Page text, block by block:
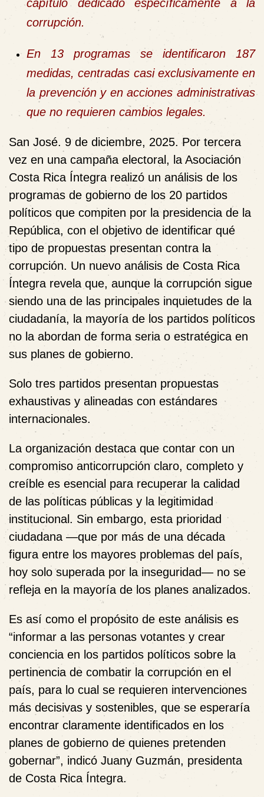
capítulo dedicado específicamente a la
corrupción.
En 13 programas se identificaron 187
medidas, centradas casi exclusivamente en
la prevención y en acciones administrativas
que no requieren cambios legales.
San José. 9 de diciembre, 2025.Por tercera
vez en una campaña electoral, la Asociación
Costa Rica Íntegra realizó un análisis de los
programas de gobierno de los 20 partidos
políticos que compiten por la presidencia de la
República, con el objetivo de identificar qué
tipo de propuestas presentan contra la
corrupción. Un nuevo análisis de Costa Rica
Íntegra revela que, aunque la corrupción sigue
siendo una de las principales inquietudes de la
ciudadanía, la mayoría de los partidos políticos
no la abordan de forma seria o estratégica en
sus planes de gobierno.
Solo tres partidos presentan propuestas
exhaustivas y alineadas con estándares
internacionales.
La organización destaca que contar con un
compromiso anticorrupción claro, completo y
creíble es esencial para recuperar la calidad
de las políticas públicas y la legitimidad
institucional. Sin embargo, esta prioridad
ciudadana —que por más de una década
figura entre los mayores problemas del país,
hoy solo superada por la inseguridad— no se
refleja en la mayoría de los planes analizados.
Es así como el propósito de este análisis es
“informar a las personas votantes y crear
conciencia en los partidos políticos sobre la
pertinencia de combatir la corrupción en el
país, para lo cual se requieren intervenciones
más decisivas y sostenibles, que se esperaría
encontrar claramente identificados en los
planes de gobierno de quienes pretenden
gobernar”, indicó Juany Guzmán, presidenta
de Costa Rica Íntegra.